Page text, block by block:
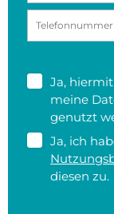
Ja,
meine
genutzt
Ja, ich
diesen zu.